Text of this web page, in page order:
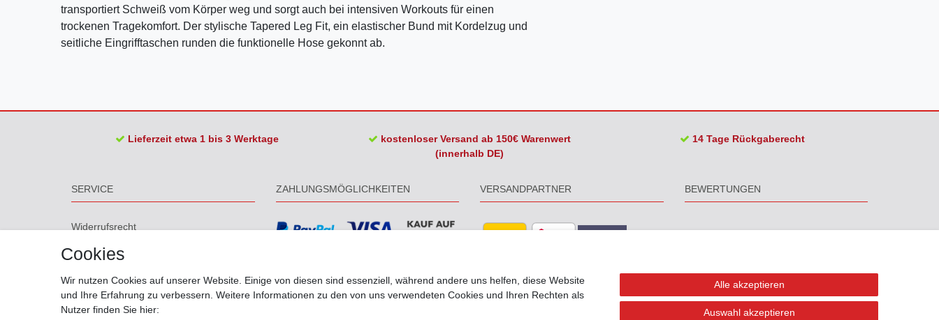
transportiert Schweiß vom Körper weg und sorgt auch bei intensiven Workouts für einen
trockenen Tragekomfort. Der stylische Tapered Leg Fit, ein elastischer Bund mit Kordelzug und
seitliche Eingrifftaschen runden die funktionelle Hose gekonnt ab.
Lieferzeit etwa 1 bis 3 Werktage
kostenloser Versand ab 150€ Warenwert
(innerhalb DE)
14 Tage Rückgaberecht
SERVICE
Widerrufs­recht
Impressum
AGB
Barrierefreiheitserklärung
Größentabelle
ZAHLUNGSMÖGLICHKEITEN VERSANDPARTNER BEWERTUNGEN
Cookies
Wir nutzen Cookies auf unserer Website. Einige von diesen sind essenziell, während andere uns helfen, diese Website
und Ihre Erfahrung zu verbessern. Weitere Informationen zu den von uns verwendeten Cookies und Ihren Rechten als
Nutzer finden Sie hier:
Alle akzeptieren
Auswahl akzeptieren